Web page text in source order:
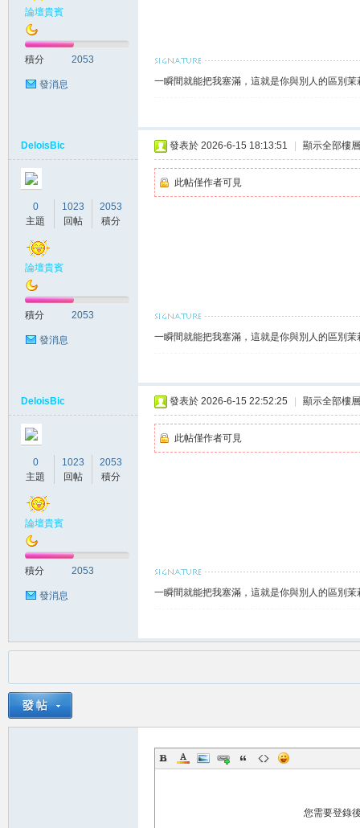
北
叫
論壇貴賓
積分 2053
發消息 一瞬間就能把我塞滿，這就是你與別人的區別茉
DeloisBic
0
主題
1023
回帖
2053
積分
論壇貴賓
積分 2053
發消息
發表於 2026-6-15 18:13:51 顯示全部樓層
此帖僅作者可見
一瞬間就能把我塞滿，這就是你與別人的區別茉
DeloisBic
0
主題
1023
回帖
2053
積分
論壇貴賓
積分 2053
發消息
發表於 2026-6-15 22:52:25 顯示全部樓層
此帖僅作者可見
一瞬間就能把我塞滿，這就是你與別人的區別茉
您需要登錄